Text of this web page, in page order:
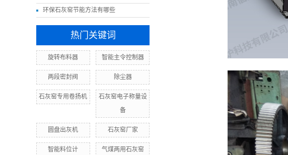
环保石灰窑节能方法有哪些
热门关键词
旋转布料器 智能主令控制器
两段密封阀 除尘器
石灰窑专用卷扬机
石灰窑电子称量设
备
圆盘出灰机 石灰窑厂家
智能料位计 气煤两用石灰窑